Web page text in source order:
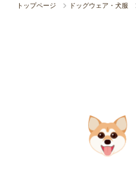
トップページ ドッグウェア・犬服